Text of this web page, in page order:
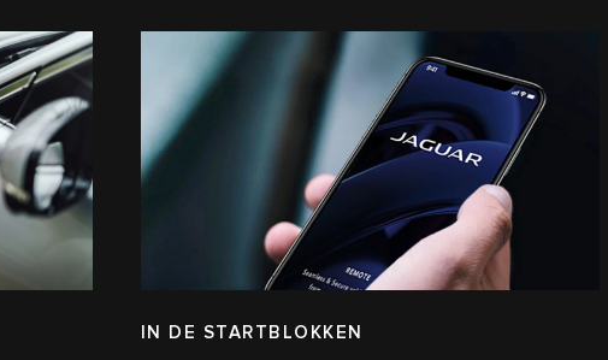
IN DE STARTBLOKKEN